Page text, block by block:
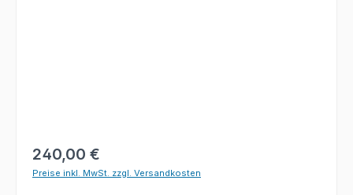
Regulärer Preis:
240,00 €
Preise inkl. MwSt. zzgl. Versandkosten